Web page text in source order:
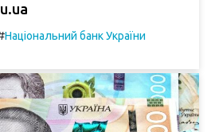
Національний банк України